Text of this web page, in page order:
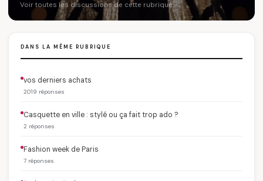
Voir toutes les discussions de cette rubrique
DANS LA MÊME RUBRIQUE
vos derniers achats
2019 réponses
Casquette en ville : stylé ou ça fait trop ado ?
2 réponses
Fashion week de Paris
7 réponses